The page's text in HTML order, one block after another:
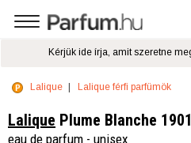
Lalique Lalique férfi parfümök
Lalique Plume Blanche 1901
eau de parfum - unisex